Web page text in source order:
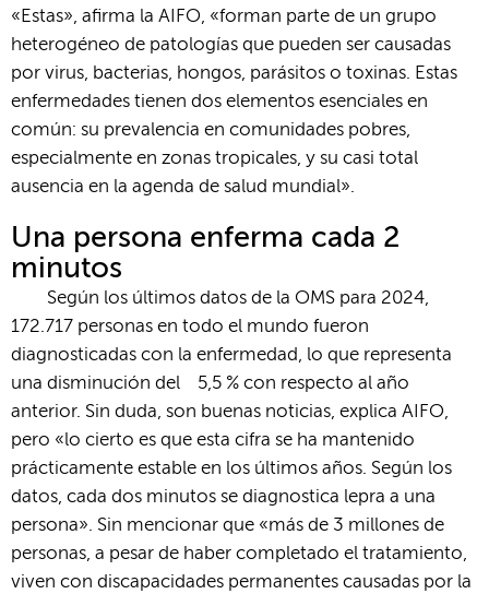
«Estas», afirma la AIFO, «forman parte de un grupo
heterogéneo de patologías que pueden ser causadas
por virus, bacterias, hongos, parásitos o toxinas. Estas
enfermedades tienen dos elementos esenciales en
común: su prevalencia en comunidades pobres,
especialmente en zonas tropicales, y su casi total
ausencia en la agenda de salud mundial».
Una persona enferma cada 2
minutos
Según los últimos datos de la OMS para 2024,
172.717 personas en todo el mundo fueron
diagnosticadas con la enfermedad, lo que representa
una disminución del 5,5 % con respecto al año
anterior. Sin duda, son buenas noticias, explica AIFO,
pero «lo cierto es que esta cifra se ha mantenido
prácticamente estable en los últimos años. Según los
datos, cada dos minutos se diagnostica lepra a una
persona». Sin mencionar que «más de 3 millones de
personas, a pesar de haber completado el tratamiento,
viven con discapacidades permanentes causadas por la